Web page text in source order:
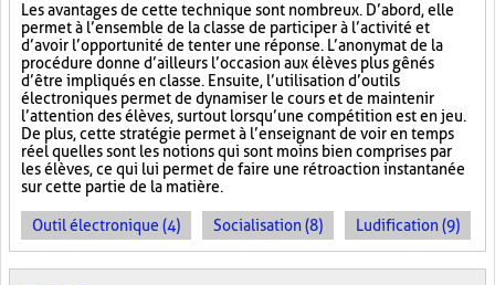
Les avantages de cette technique sont nombreux. D’abord, elle
permet à l’ensemble de la classe de participer à l’activité et
d’avoir l’opportunité de tenter une réponse. L’anonymat de la
procédure donne d’ailleurs l’occasion aux élèves plus gênés
d’être impliqués en classe. Ensuite, l’utilisation d’outils
électroniques permet de dynamiser le cours et de maintenir
l’attention des élèves, surtout lorsqu’une compétition est en jeu.
De plus, cette stratégie permet à l’enseignant de voir en temps
réel quelles sont les notions qui sont moins bien comprises par
les élèves, ce qui lui permet de faire une rétroaction instantanée
sur cette partie de la matière.
Outil électronique (4) Socialisation (8) Ludification (9)